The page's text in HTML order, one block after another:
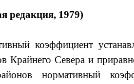
редакция, 1979)
коэффициент
Крайнего Севера и
нормативный